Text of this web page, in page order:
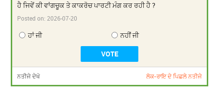
ਹੈ ਜਿਵੇਂ ਕੀ ਵਾਂਗਚੂਕ ਤੇ ਕਾਕਰੋਚ ਪਾਰਟੀ ਮੰਗ ਕਰ ਰਹੀ ਹੈ ?
Posted on:2026-07-20
ਹਾਂ ਜੀ ਨਹੀਂ ਜੀ
ਨਤੀਜੇ ਦੇਖੋ ਲੋਕ-ਰਾਇ ਦੇ ਪਿਛਲੇ ਨਤੀਜੇ